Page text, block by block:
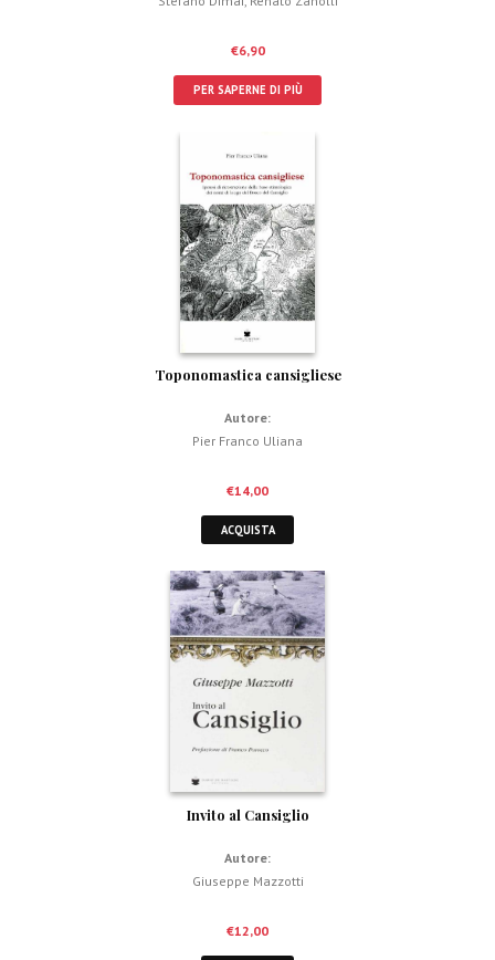
€6,90
PER SAPERNE DI PIÙ
Toponomastica cansigliese
Autore:
Pier Franco Uliana
€14,00
ACQUISTA
Invito al Cansiglio
Autore:
Giuseppe Mazzotti
€12,00